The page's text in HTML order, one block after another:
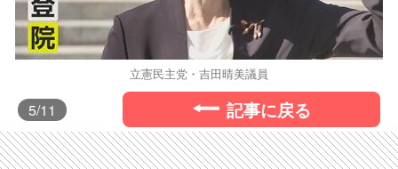
立憲民主党・吉田晴美議員
5/11 記事に戻る